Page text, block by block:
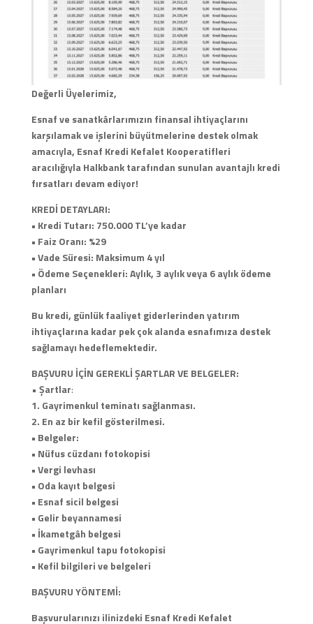
Değerli Üyelerimiz,
Esnaf ve sanatkârlarımızın finansal ihtiyaçlarını
karşılamak ve işlerini büyütmelerine destek olmak
amacıyla, Esnaf Kredi Kefalet Kooperatifleri
aracılığıyla Halkbank tarafından sunulan avantajlı kredi
fırsatları devam ediyor!
KREDİ DETAYLARI:
• Kredi Tutarı: 750.000 TL’ye kadar
• Faiz Oranı: %29
• Vade Süresi: Maksimum 4 yıl
• Ödeme Seçenekleri: Aylık, 3 aylık veya 6 aylık ödeme
planları
Bu kredi, günlük faaliyet giderlerinden yatırım
ihtiyaçlarına kadar pek çok alanda esnafımıza destek
sağlamayı hedeflemektedir.
BAŞVURU İÇİN GEREKLİ ŞARTLAR VE BELGELER:
• Şartlar:
1. Gayrimenkul teminatı sağlanması.
2. En az bir kefil gösterilmesi.
• Belgeler:
• Nüfus cüzdanı fotokopisi
• Vergi levhası
• Oda kayıt belgesi
• Esnaf sicil belgesi
• Gelir beyannamesi
• İkametgâh belgesi
• Gayrimenkul tapu fotokopisi
• Kefil bilgileri ve belgeleri
BAŞVURU YÖNTEMİ:
Başvurularınızı ilinizdeki Esnaf Kredi Kefalet